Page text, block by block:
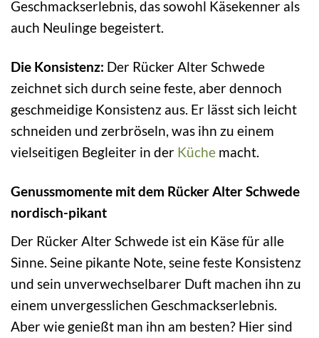
Geschmackserlebnis, das sowohl Käsekenner als
auch Neulinge begeistert.
Die Konsistenz: Der Rücker Alter Schwede
zeichnet sich durch seine feste, aber dennoch
geschmeidige Konsistenz aus. Er lässt sich leicht
schneiden und zerbröseln, was ihn zu einem
vielseitigen Begleiter in der Küche macht.
Genussmomente mit dem Rücker Alter Schwede
nordisch-pikant
Der Rücker Alter Schwede ist ein Käse für alle
Sinne. Seine pikante Note, seine feste Konsistenz
und sein unverwechselbarer Duft machen ihn zu
einem unvergesslichen Geschmackserlebnis.
Aber wie genießt man ihn am besten? Hier sind